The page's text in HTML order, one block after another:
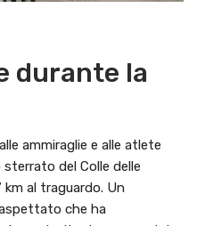
durante la
ammiraglie e alle atlete
del Colle delle
al traguardo. Un
che ha